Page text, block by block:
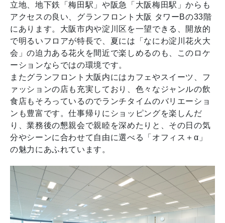
立地、地下鉄「梅田駅」や阪急「大阪梅田駅」からも
アクセスの良い、グランフロント大阪 タワーBの33階
にあります。大阪市内や淀川区を一望できる、開放的
で明るいフロアが特長で、夏には「なにわ淀川花火大
会」の迫力ある花火を間近で楽しめるのも、このロケ
ーションならではの環境です。
またグランフロント大阪内にはカフェやスイーツ、フ
ァッションの店も充実しており、色々なジャンルの飲
食店もそろっているのでランチタイムのバリエーショ
ンも豊富です。仕事帰りにショッピングを楽しんだ
り、業務後の懇親会で親睦を深めたりと、その日の気
分やシーンに合わせて自由に選べる「オフィス＋α」
の魅力にあふれています。